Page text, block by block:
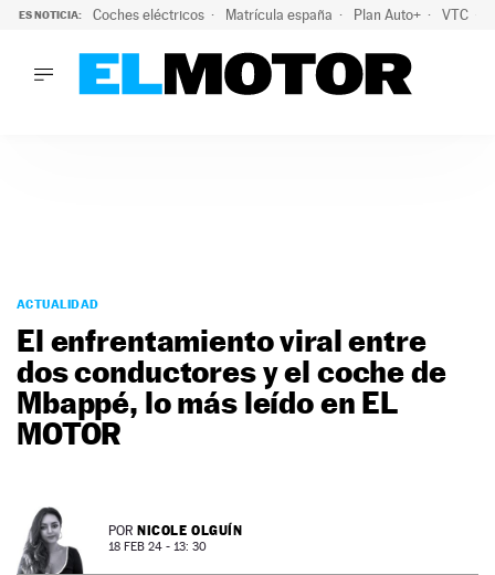
ES NOTICIA: Coches eléctricos Matrícula españa Plan Auto+ VTC
PODCAST
MOTOS
TECNOLOGÍA
SUPERCOCHES
MOTORTV
NEWSLETTER
ACTUALIDAD
El enfrentamiento viral entre
dos conductores y el coche de
Mbappé, lo más leído en EL
MOTOR
POR NICOLE OLGUÍN
18 FEB 24 - 13: 30